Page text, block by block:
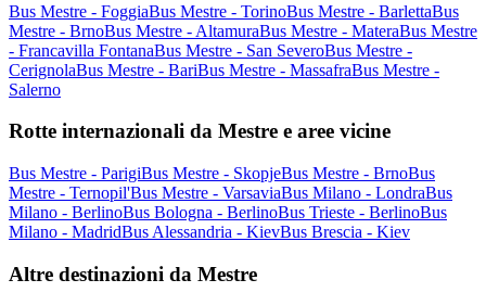
Bus Mestre - FoggiaBus Mestre - TorinoBus Mestre - BarlettaBus
Mestre - BrnoBus Mestre - AltamuraBus Mestre - MateraBus Mestre
- Francavilla FontanaBus Mestre - San SeveroBus Mestre -
CerignolaBus Mestre - BariBus Mestre - MassafraBus Mestre -
Salerno
Rotte internazionali da Mestre e aree vicine
Bus Mestre - ParigiBus Mestre - SkopjeBus Mestre - BrnoBus
Mestre - Ternopil'Bus Mestre - VarsaviaBus Milano - LondraBus
Milano - BerlinoBus Bologna - BerlinoBus Trieste - BerlinoBus
Milano - MadridBus Alessandria - KievBus Brescia - Kiev
Altre destinazioni da Mestre